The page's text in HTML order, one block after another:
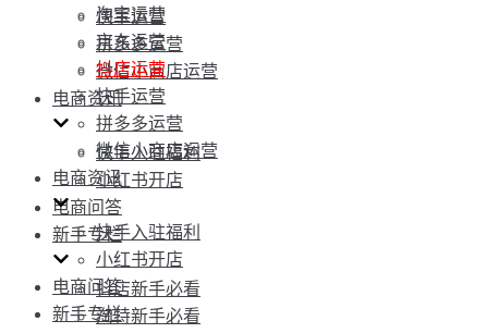
快手运营
拼多多运营
微信小商店运营
电商资讯
快手入驻福利
小红书开店
电商问答
新手专栏
抖店新手必看
淘特新手必看
淘宝运营
京东运营
抖店运营
快手运营
拼多多运营
微信小商店运营
电商资讯
快手入驻福利
小红书开店
电商问答
新手专栏